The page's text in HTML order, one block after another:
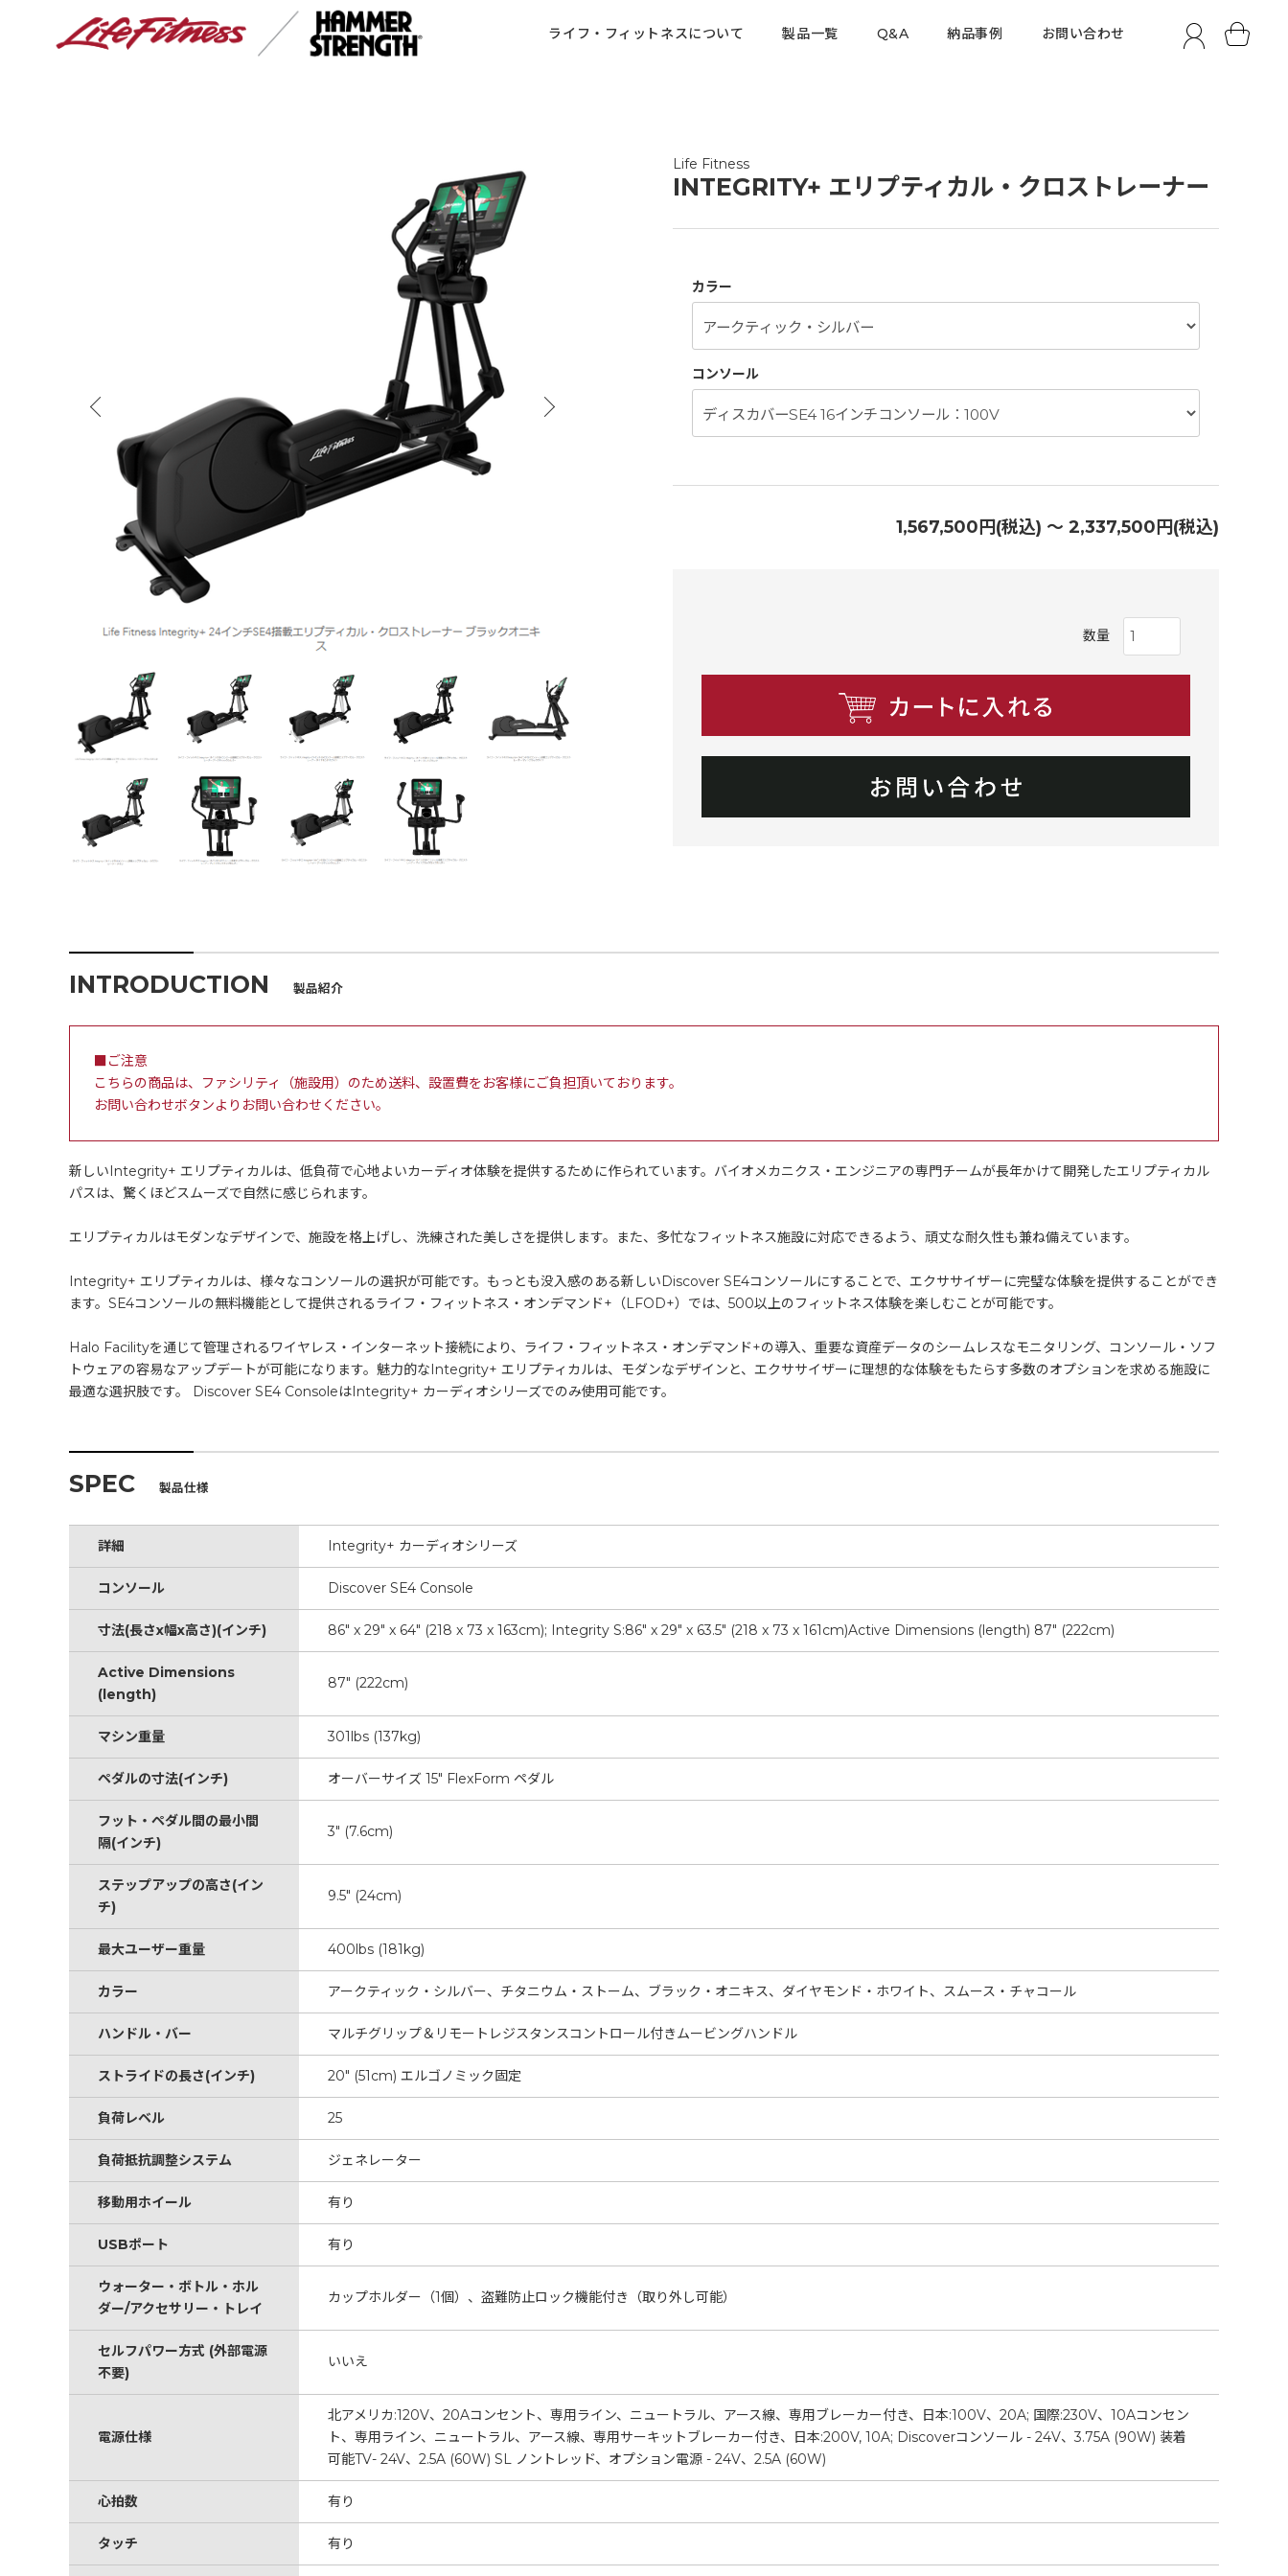
ライフ・フィットネスについて 製品一覧 Q&A 納品事例 お問い合わせ
Life Fitness
INTEGRITY+ エリプティカル・クロストレーナー
カラー
コンソール
1,567,500円(税込) 〜 2,337,500円(税込)
数量
INTRODUCTION 製品紹介
■ご注意
こちらの商品は、ファシリティ（施設用）のため送料、設置費をお客様にご負担頂いております。
お問い合わせボタンよりお問い合わせください。
新しいIntegrity+ エリプティカルは、低負荷で心地よいカーディオ体験を提供するために作られています。バイオメカニクス・エンジニアの専門チームが長年かけて開発したエリプティカル
パスは、驚くほどスムーズで自然に感じられます。
エリプティカルはモダンなデザインで、施設を格上げし、洗練された美しさを提供します。また、多忙なフィットネス施設に対応できるよう、頑丈な耐久性も兼ね備えています。
Integrity+ エリプティカルは、様々なコンソールの選択が可能です。もっとも没入感のある新しいDiscover SE4コンソールにすることで、エクササイザーに完璧な体験を提供することができ
ます。SE4コンソールの無料機能として提供されるライフ・フィットネス・オンデマンド+（LFOD+）では、500以上のフィットネス体験を楽しむことが可能です。
Halo Facilityを通じて管理されるワイヤレス・インターネット接続により、ライフ・フィットネス・オンデマンド+の導入、重要な資産データのシームレスなモニタリング、コンソール・ソフ
トウェアの容易なアップデートが可能になります。魅力的なIntegrity+ エリプティカルは、モダンなデザインと、エクササイザーに理想的な体験をもたらす多数のオプションを求める施設に
最適な選択肢です。 Discover SE4 ConsoleはIntegrity+ カーディオシリーズでのみ使用可能です。
SPEC 製品仕様
詳細 Integrity+ カーディオシリーズ
コンソール Discover SE4 Console
寸法(長さx幅x高さ)(インチ) 86" x 29" x 64" (218 x 73 x 163cm); Integrity S:86" x 29" x 63.5" (218 x 73 x 161cm)Active Dimensions (length) 87" (222cm)
Active Dimensions
(length)
87" (222cm)
マシン重量 301lbs (137kg)
ペダルの寸法(インチ) オーバーサイズ 15" FlexForm ペダル
フット・ペダル間の最小間
隔(インチ)
3" (7.6cm)
ステップアップの高さ(イン
チ)
9.5" (24cm)
最大ユーザー重量 400lbs (181kg)
カラー アークティック・シルバー、チタニウム・ストーム、ブラック・オニキス、ダイヤモンド・ホワイト、スムース・チャコール
ハンドル・バー マルチグリップ＆リモートレジスタンスコントロール付きムービングハンドル
ストライドの長さ(インチ) 20" (51cm) エルゴノミック固定
負荷レベル 25
負荷抵抗調整システム ジェネレーター
移動用ホイール 有り
USBポート 有り
ウォーター・ボトル・ホル
ダー/アクセサリー・トレイ
カップホルダー（1個）、盗難防止ロック機能付き（取り外し可能）
セルフパワー方式 (外部電源
不要)
いいえ
電源仕様
北アメリカ:120V、20Aコンセント、専用ライン、ニュートラル、アース線、専用ブレーカー付き、日本:100V、20A; 国際:230V、10Aコンセン
ト、専用ライン、ニュートラル、アース線、専用サーキットブレーカー付き、日本:200V, 10A; Discoverコンソール - 24V、3.75A (90W) 装着
可能TV- 24V、2.5A (60W) SL ノントレッド、オプション電源 - 24V、2.5A (60W)
心拍数 有り
タッチ 有り